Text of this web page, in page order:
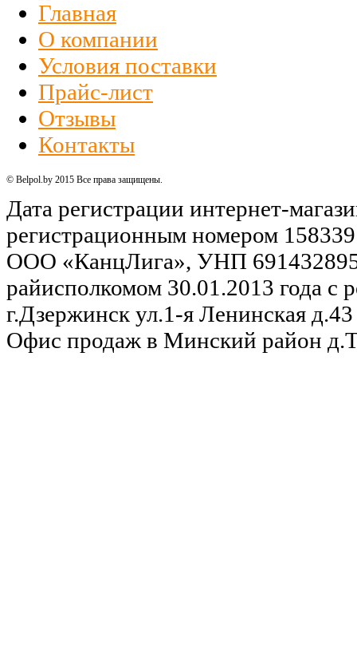
О компании
Условия поставки
Прайс-лист
Отзывы
Контакты
© Belpol.by 2015 Все права защищены.
Дата регистрации интернет-
регистрационным номером 158339
ООО «КанцЛига», УНП
райисполкомом 30.01.2013 года с
г.Дзержинск ул.1-я Ленинская
Офис продаж в Минский район